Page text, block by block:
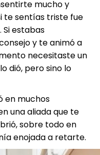
mucho y
te sentías triste fue
Si estabas
y te animó a
necesitaste un
dió, pero sino lo
en muchos
una aliada que te
sobre todo en
enojada a retarte.